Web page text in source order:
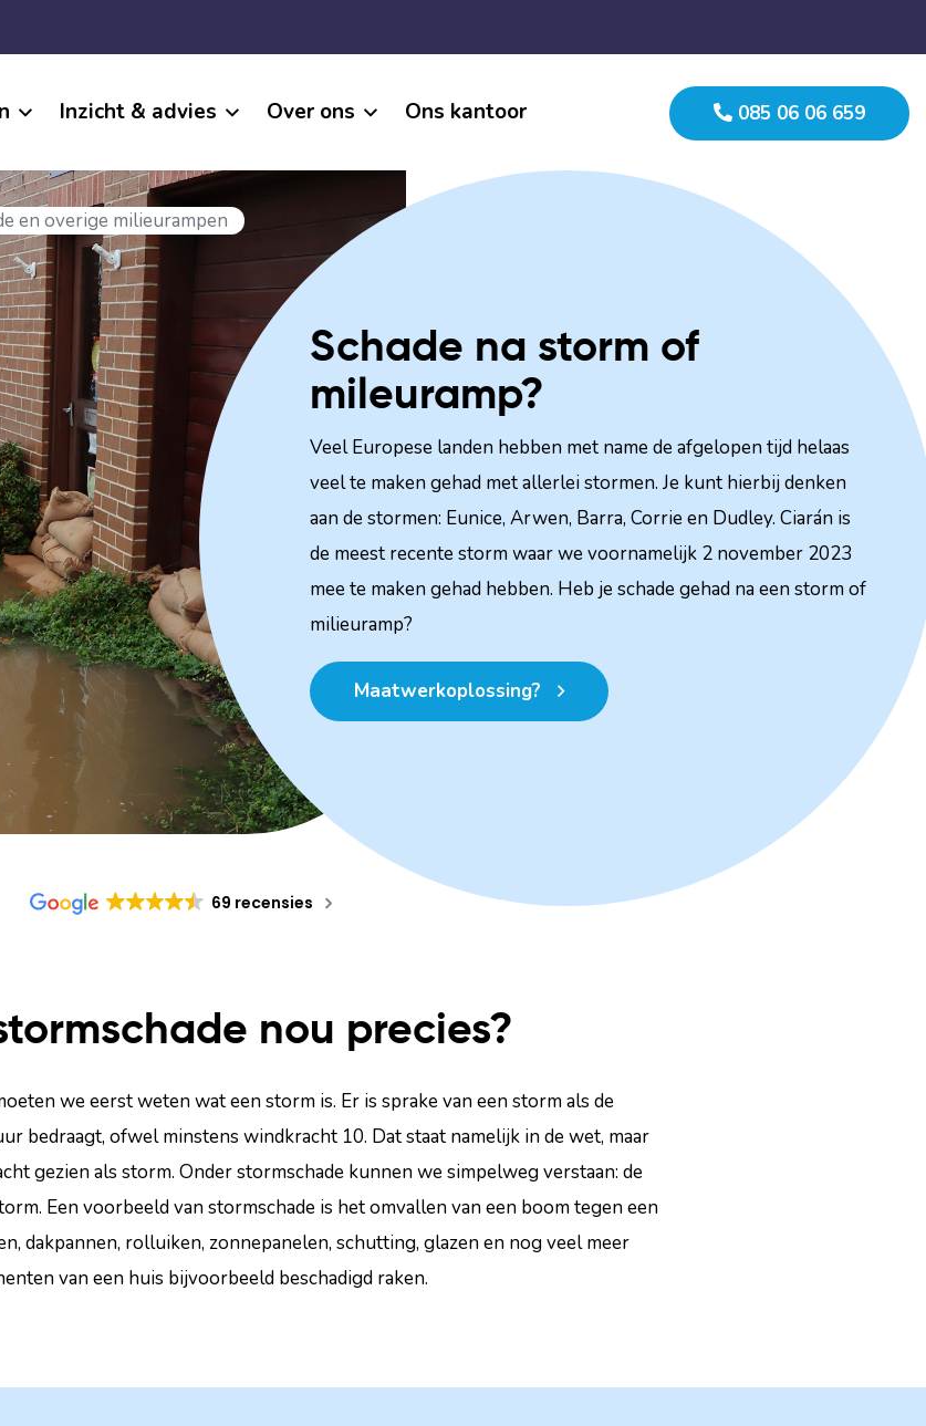
Inzicht & advies Over ons Ons kantoor 085 06 06 659
en overige milieurampen
Schade na storm of
mileuramp?
Veel Europese landen hebben met name de afgelopen tijd helaas
veel te maken gehad met allerlei stormen. Je kunt hierbij denken
aan de stormen: Eunice, Arwen, Barra, Corrie en Dudley. Ciarán is
de meest recente storm waar we voornamelijk 2 november 2023
mee te maken gehad hebben. Heb je schade gehad na een storm of
milieuramp?
Maatwerkoplossing?
69 recensies
nou precies?
we eerst weten wat een storm is. Er is sprake van een storm als de
bedraagt, ofwel minstens windkracht 10. Dat staat namelijk in de wet, maar
gezien als storm. Onder stormschade kunnen we simpelweg verstaan: de
Een voorbeeld van stormschade is het omvallen van een boom tegen een
dakpannen, rolluiken, zonnepanelen, schutting, glazen en nog veel meer
van een huis bijvoorbeeld beschadigd raken.